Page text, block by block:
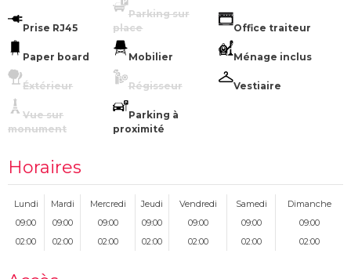
Prise RJ45
Parking sur
place
Office traiteur
Paper board Mobilier Ménage inclus
Éxtérieur Régisseur Vestiaire
Vue sur
monument
Parking à
proximité
Horaires
Lundi Mardi Mercredi Jeudi Vendredi Samedi
Dimanche
09:00
09:00 09:00 09:00 09:00 09:00
09:00
02:00
02:00 02:00 02:00 02:00 02:00 02:00